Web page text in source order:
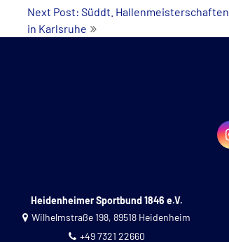
Next Post: Süddt. Hallenmeisterschaften
in Karlsruhe
Heidenheimer Sportbund 1846 e.V.
Wilhelmstraße 198, 89518 Heidenheim
+49 7321 22660